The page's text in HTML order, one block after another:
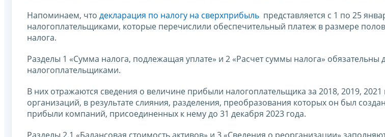
Напоминаем, что декларация по налогу на сверхприбыль представляется с 1 по 25
налогоплательщиками, которые перечислили обеспечительный платеж в размере
налога.
Разделы 1 «Сумма налога, подлежащая уплате» и 2 «Расчет суммы налога» обязательны
налогоплательщиками.
В них отражаются сведения о величине прибыли налогоплательщика за 2018, 2019,
организаций, в результате слияния, разделения, преобразования которых он был
прибыли компаний, присоединенных к нему до 31 декабря 2023 года.
Разделы 2.1 «Балансовая стоимость активов» и 3 «Сведения о реорганизации»